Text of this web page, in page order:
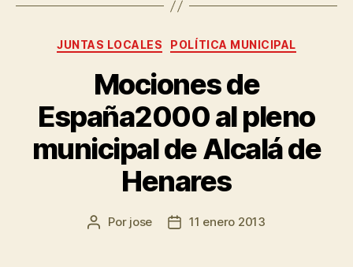
JUNTAS LOCALES POLÍTICA MUNICIPAL
Mociones de
España2000 al pleno
municipal de Alcalá de
Henares
Por jose 11 enero 2013